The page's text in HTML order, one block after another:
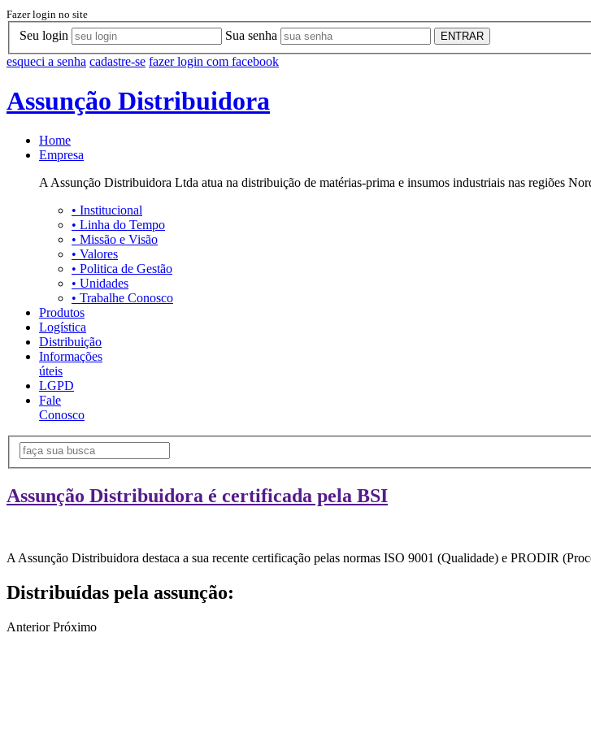
Fazer login no site
Seu login Sua senha ENTRAR
esqueci a senha cadastre-se fazer login com facebook
Assunção Distribuidora
Home
Empresa
A Assunção Distribuidora Ltda atua na distribuição de matérias-prima e insumos industriais nas regiões
• Institucional
• Linha do Tempo
• Missão e Visão
• Valores
• Politica de Gestão
• Unidades
• Trabalhe Conosco
Produtos
Logística
Distribuição
Informações
úteis
LGPD
Fale
Conosco
Assunção Distribuidora é certificada pela BSI
A Assunção Distribuidora destaca a sua recente certificação pelas normas ISO 9001 (Qualidade) e PRODIR
Distribuídas pela assunção:
Anterior Próximo